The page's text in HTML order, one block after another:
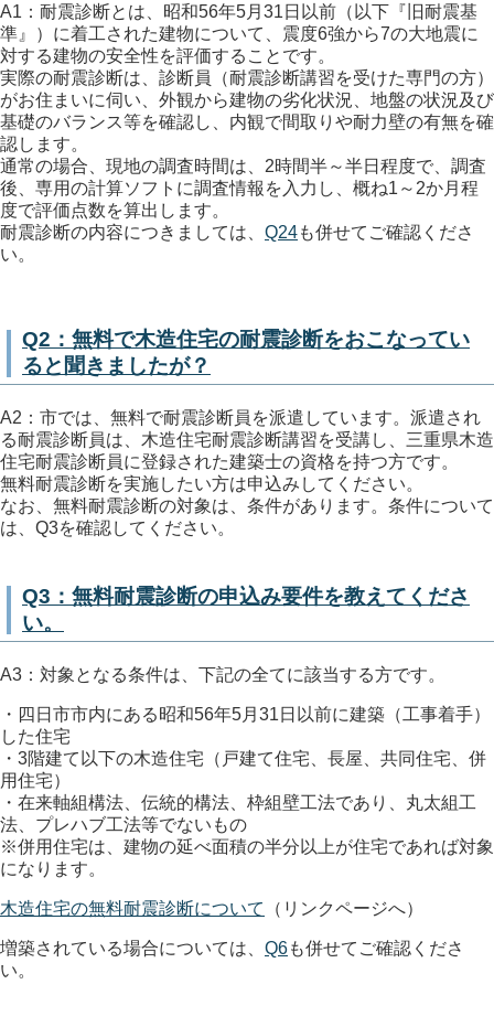
A1：耐震診断とは、昭和56年5月31日以前（以下『旧耐震基
準』）に着工された建物について、震度6強から7の大地震に
対する建物の安全性を評価することです。
実際の耐震診断は、診断員（耐震診断講習を受けた専門の方）
がお住まいに伺い、外観から建物の劣化状況、地盤の状況及び
基礎のバランス等を確認し、内観で間取りや耐力壁の有無を確
認します。
通常の場合、現地の調査時間は、2時間半～半日程度で、調査
後、専用の計算ソフトに調査情報を入力し、概ね1～2か月程
度で評価点数を算出します。
耐震診断の内容につきましては、 Q24も併せてご確認くださ
い。
Q2：無料で木造住宅の耐震診断をおこなってい
ると聞きましたが？
A2：市では、無料で耐震診断員を派遣しています。派遣され
る耐震診断員は、木造住宅耐震診断講習を受講し、三重県木造
住宅耐震診断員に登録された建築士の資格を持つ方です。
無料耐震診断を実施したい方は申込みしてください。
なお、無料耐震診断の対象は、条件があります。条件について
は、Q3を確認してください。
Q3：無料耐震診断の申込み要件を教えてくださ
い。
A3：対象となる条件は、下記の全てに該当する方です。
・四日市市内にある昭和56年5月31日以前に建築（工事着手）
した住宅
・3階建て以下の木造住宅（戸建て住宅、長屋、共同住宅、併
用住宅）
・在来軸組構法、伝統的構法、枠組壁工法であり、丸太組工
法、プレハブ工法等でないもの
※併用住宅は、建物の延べ面積の半分以上が住宅であれば対象
になります。
木造住宅の無料耐震診断について （リンクページへ）
増築されている場合については、 Q6も併せてご確認くださ
い。